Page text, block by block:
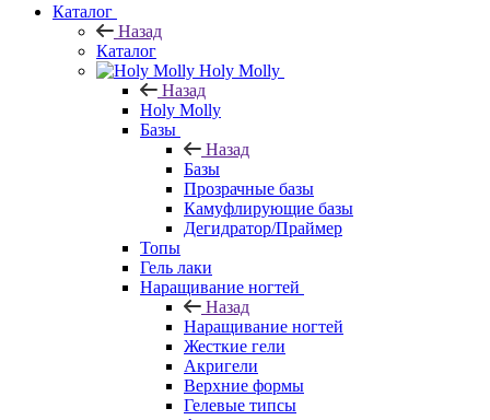
Каталог
Назад
Каталог
Holy Molly
Назад
Holy Molly
Базы
Назад
Базы
Прозрачные базы
Камуфлирующие базы
Дегидратор/Праймер
Топы
Гель лаки
Наращивание ногтей
Назад
Наращивание ногтей
Жесткие гели
Акригели
Верхние формы
Гелевые типсы